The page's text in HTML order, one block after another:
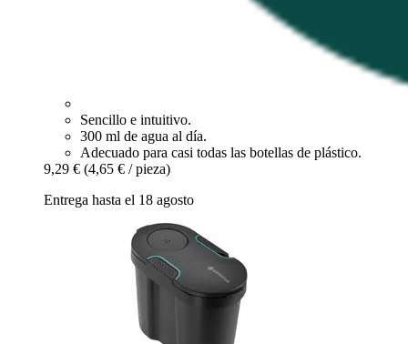
Sencillo e intuitivo.
300 ml de agua al día.
Adecuado para casi todas las botellas de plástico.
9,29 € (4,65 € / pieza)
Entrega hasta el 18 agosto